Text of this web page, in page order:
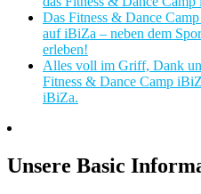
Das Fitness & Dance
auf iBiZa – neben dem
erleben!
Alles voll im Griff, Dank
Fitness & Dance Camp
iBiZa.
Unsere Basic